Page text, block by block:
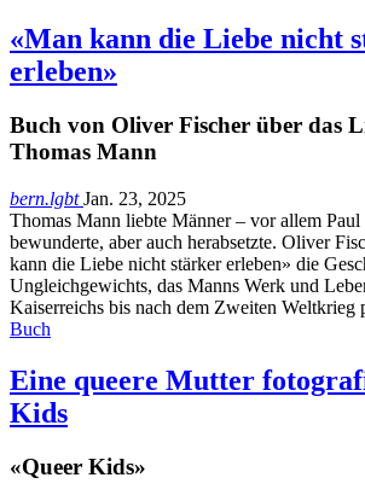
«Man kann die Liebe nicht
erleben»
Buch von Oliver Fischer über das
Thomas Mann
bern.lgbtJan. 23, 2025
Thomas Mann liebte Männer – vor allem Paul
bewunderte, aber auch herabsetzte. Oliver
kann die Liebe nicht stärker erleben» die
Ungleichgewichts, das Manns Werk und
Kaiserreichs bis nach dem Zweiten Weltkrieg
Buch
Eine queere Mutter
Kids
«Queer Kids»